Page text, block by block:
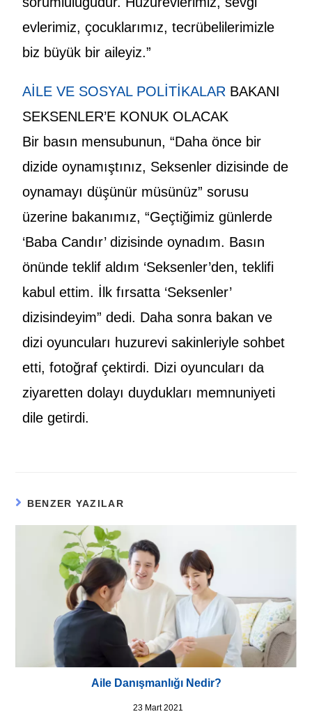
evlerimiz, çocuklarımız, tecrübelilerimizle
biz büyük bir aileyiz.”
AİLE VE SOSYAL POLİTİKALAR BAKANI
SEKSENLER’E KONUK OLACAK
Bir basın mensubunun, “Daha önce bir
dizide oynamıştınız, Seksenler dizisinde de
oynamayı düşünür müsünüz” sorusu
üzerine bakanımız, “Geçtiğimiz günlerde
‘Baba Candır’ dizisinde oynadım. Basın
önünde teklif aldım ‘Seksenler’den, teklifi
kabul ettim. İlk fırsatta ‘Seksenler’
dizisindeyim” dedi. Daha sonra bakan ve
dizi oyuncuları huzurevi sakinleriyle sohbet
etti, fotoğraf çektirdi. Dizi oyuncuları da
ziyaretten dolayı duydukları memnuniyeti
dile getirdi.
BENZER YAZILAR
Aile Danışmanlığı Nedir?
23 Mart 2021